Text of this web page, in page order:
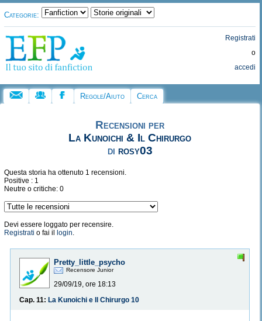
Categorie:
Registrati
o
accedi
Regole/Aiuto Cerca
Recensioni per
La Kunoichi & Il Chirurgo
di rosy03
Questa storia ha ottenuto 1 recensioni.
Positive : 1
Neutre o critiche: 0
Devi essere loggato per recensire.
Registrati o fai il login.
Pretty_little_psycho
Recensore Junior
29/09/19, ore 18:13
Cap. 11: La Kunoichi e Il Chirurgo 10